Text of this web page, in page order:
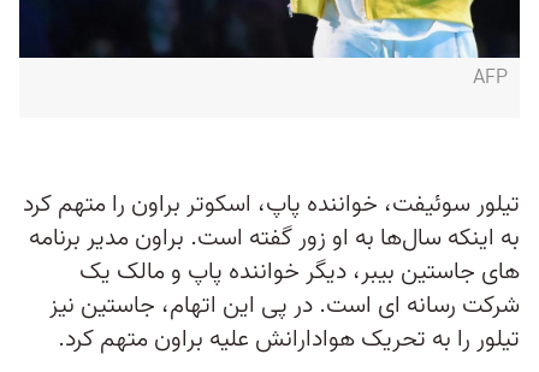
AFP
تیلور سوئیفت، خواننده پاپ، اسکوتر براون را متهم کرد
به اینکه سال‌ها به او زور گفته است. براون مدیر برنامه
های جاستین بیبر، دیگر خواننده پاپ و مالک یک
شرکت رسانه ای است. در پی این اتهام، جاستین نیز
تیلور را به تحریک هوادارانش علیه براون متهم کرد.